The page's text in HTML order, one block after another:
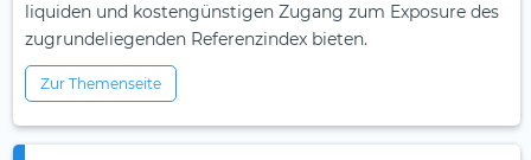
liquiden und kostengünstigen Zugang zum Exposure des
zugrundeliegenden Referenzindex bieten.
Zur Themenseite